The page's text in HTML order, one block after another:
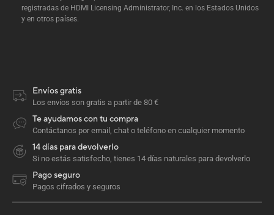
registradas de HDMI Licensing Administrator, Inc. en los Estados Unidos
y en otros países.
Envíos gratis
Los envíos son gratis a partir de 80 €
Te ayudamos con tu compra
Contáctanos por email, chat o teléfono en cualquier momento
14 días para devolverlo
Si no estás satisfecho, tienes 14 días naturales para devolverlo
Pago seguro
Pagos cifrados y seguros